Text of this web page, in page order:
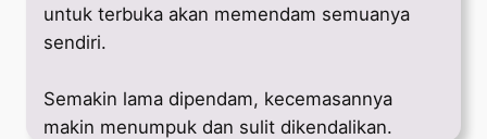
untuk terbuka akan memendam semuanya
sendiri.
Semakin lama dipendam, kecemasannya
makin menumpuk dan sulit dikendalikan.